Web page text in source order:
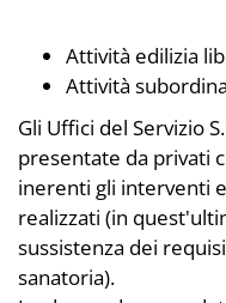
Attività edilizia
Attività
Gli Uffici del Servizio
presentate da privati
inerenti gli interventi
realizzati (in
sussistenza dei
sanatoria).